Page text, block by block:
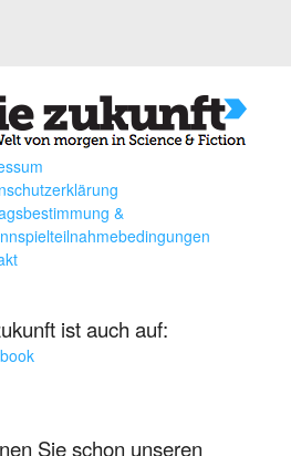
&
ist auch auf:
Sie schon unseren